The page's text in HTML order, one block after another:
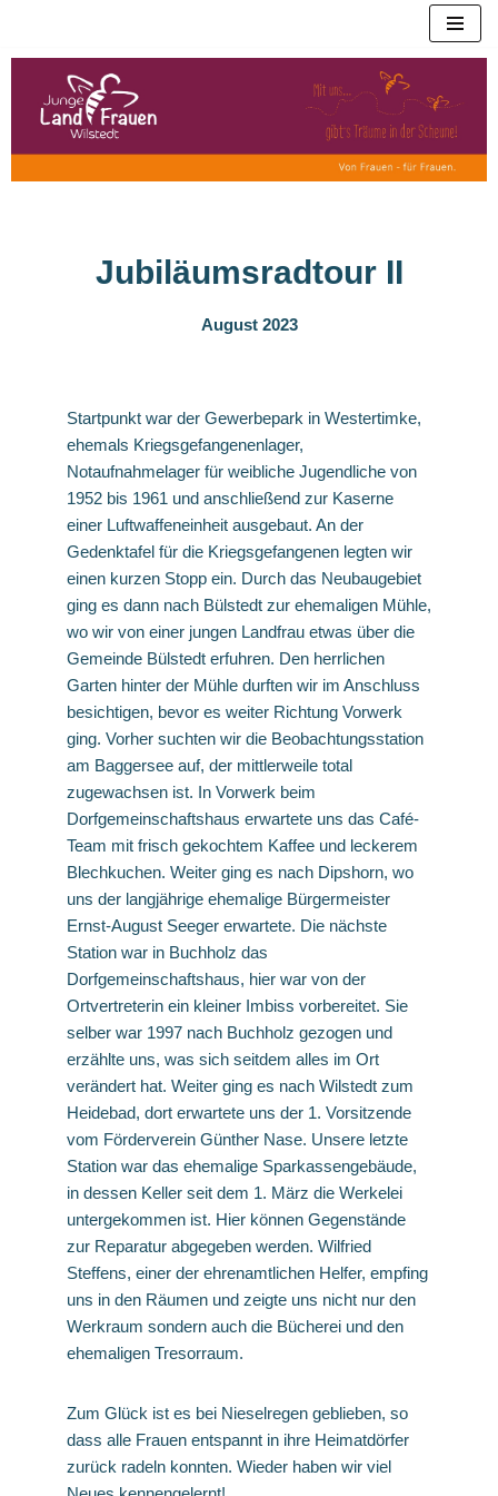
Zum
springen
Jubiläumsradtour II
August 2023
Startpunkt war der Gewerbepark in Westertimke,
ehemals Kriegsgefangenenlager,
Notaufnahmelager für weibliche Jugendliche von
1952 bis 1961 und anschließend zur Kaserne
einer Luftwaffeneinheit ausgebaut. An der
Gedenktafel für die Kriegsgefangenen legten wir
einen kurzen Stopp ein. Durch das Neubaugebiet
ging es dann nach Bülstedt zur ehemaligen Mühle,
wo wir von einer jungen Landfrau etwas über die
Gemeinde Bülstedt erfuhren. Den herrlichen
Garten hinter der Mühle durften wir im Anschluss
besichtigen, bevor es weiter Richtung Vorwerk
ging. Vorher suchten wir die Beobachtungsstation
am Baggersee auf, der mittlerweile total
zugewachsen ist. In Vorwerk beim
Dorfgemeinschaftshaus erwartete uns das Café-
Team mit frisch gekochtem Kaffee und leckerem
Blechkuchen. Weiter ging es nach Dipshorn, wo
uns der langjährige ehemalige Bürgermeister
Ernst-August Seeger erwartete. Die nächste
Station war in Buchholz das
Dorfgemeinschaftshaus, hier war von der
Ortvertreterin ein kleiner Imbiss vorbereitet. Sie
selber war 1997 nach Buchholz gezogen und
erzählte uns, was sich seitdem alles im Ort
verändert hat. Weiter ging es nach Wilstedt zum
Heidebad, dort erwartete uns der 1. Vorsitzende
vom Förderverein Günther Nase. Unsere letzte
Station war das ehemalige Sparkassengebäude,
in dessen Keller seit dem 1. März die Werkelei
untergekommen ist. Hier können Gegenstände
zur Reparatur abgegeben werden. Wilfried
Steffens, einer der ehrenamtlichen Helfer, empfing
uns in den Räumen und zeigte uns nicht nur den
Werkraum sondern auch die Bücherei und den
ehemaligen Tresorraum.
Zum Glück ist es bei Nieselregen geblieben, so
dass alle Frauen entspannt in ihre Heimatdörfer
zurück radeln konnten. Wieder haben wir viel